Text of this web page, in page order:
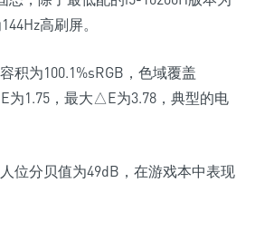
高刷屏。
积为100.1%sRGB，色域覆盖
为1.75，最大△E为3.78，典型的电
位分贝值为49dB，在游戏本中表现